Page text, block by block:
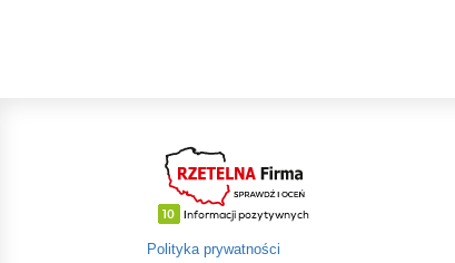
Polityka prywatności